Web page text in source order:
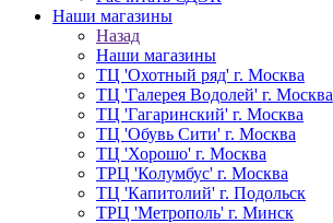
Наши магазины
Назад
Наши магазины
ТЦ 'Охотный ряд' г. Москва
ТЦ 'Галерея Водолей' г. Москва
ТЦ 'Гагаринский' г. Москва
ТЦ 'Обувь Сити' г. Москва
ТЦ 'Хорошо' г. Москва
ТРЦ 'Колумбус' г. Москва
ТЦ 'Капитолий' г. Подольск
ТРЦ 'Метрополь' г. Минск